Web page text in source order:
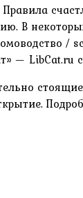
В
—